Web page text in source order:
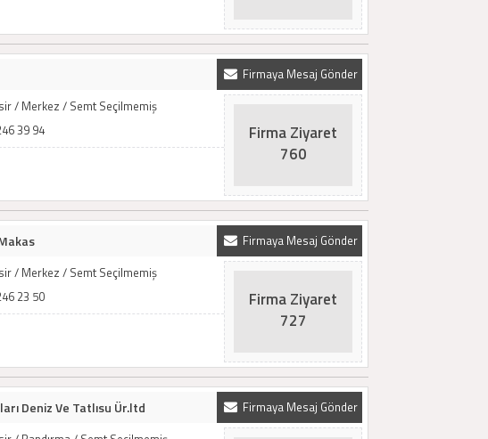
Firmaya Mesaj Gönder
/ Merkez / Semt Seçilmemiş
39 94
Firma Ziyaret
760
Firmaya Mesaj Gönder
/ Merkez / Semt Seçilmemiş
23 50
Firma Ziyaret
727
Firmaya Mesaj Gönder
Deniz Ve Tatlısu Ür.ltd